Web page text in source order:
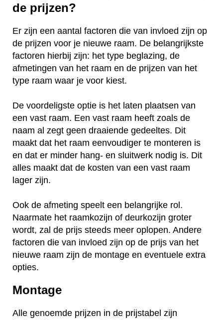
de prijzen?
Er zijn een aantal factoren die van invloed zijn op
de prijzen voor je nieuwe raam. De belangrijkste
factoren hierbij zijn: het type beglazing, de
afmetingen van het raam en de prijzen van het
type raam waar je voor kiest.
De voordeligste optie is het laten plaatsen van
een vast raam. Een vast raam heeft zoals de
naam al zegt geen draaiende gedeeltes. Dit
maakt dat het raam eenvoudiger te monteren is
en dat er minder hang- en sluitwerk nodig is. Dit
alles maakt dat de kosten van een vast raam
lager zijn.
Ook de afmeting speelt een belangrijke rol.
Naarmate het raamkozijn of deurkozijn groter
wordt, zal de prijs steeds meer oplopen. Andere
factoren die van invloed zijn op de prijs van het
nieuwe raam zijn de montage en eventuele extra
opties.
Montage
Alle genoemde prijzen in de prijstabel zijn